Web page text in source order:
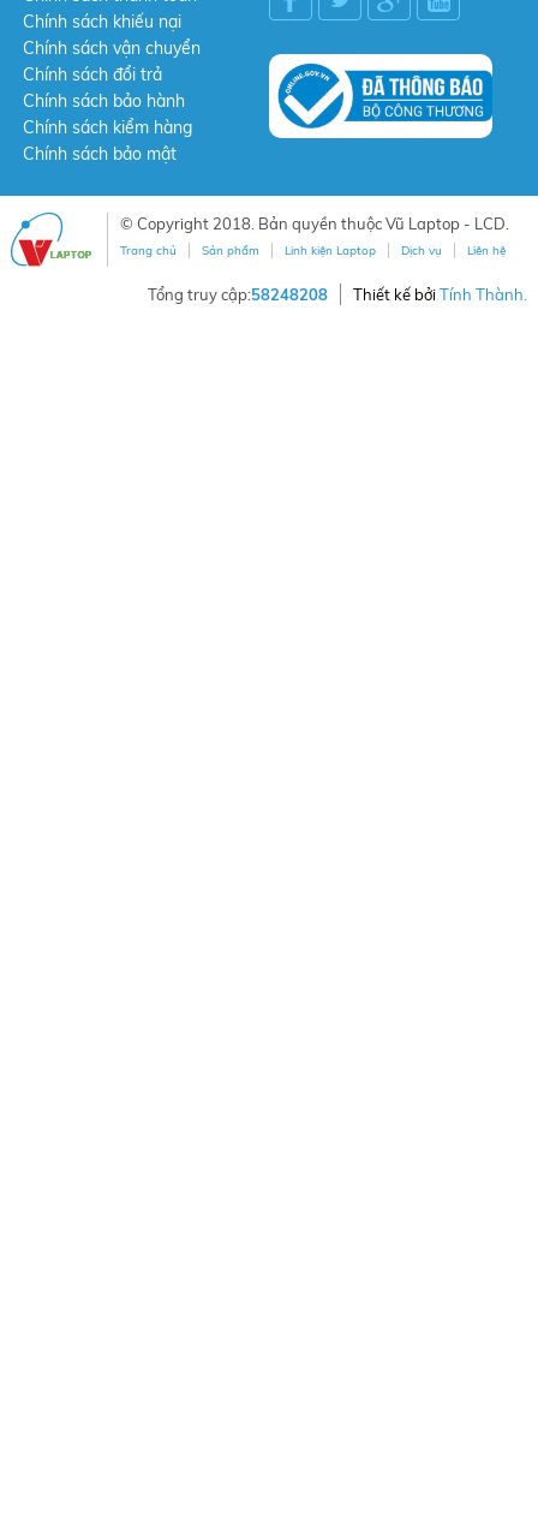
Chính sách khiếu nại
Chính sách vận chuyển
Chính sách đổi trả
Chính sách bảo hành
Chính sách kiểm hàng
Chính sách bảo mật
© Copyright 2018. Bản quyền thuộc Vũ Laptop - LCD.
Trang chủ Sản phẩm Linh kiện Laptop Dịch vụ Liên hệ
Thiết kế bởiTính Thành.
Tổng truy cập:58248208